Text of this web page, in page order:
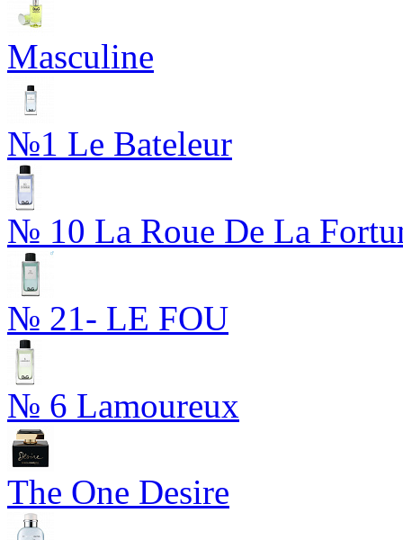
Masculine
№1 Le Bateleur
№ 10 La Roue De La
№ 21- LE FOU
№ 6 Lamoureux
The One Desire